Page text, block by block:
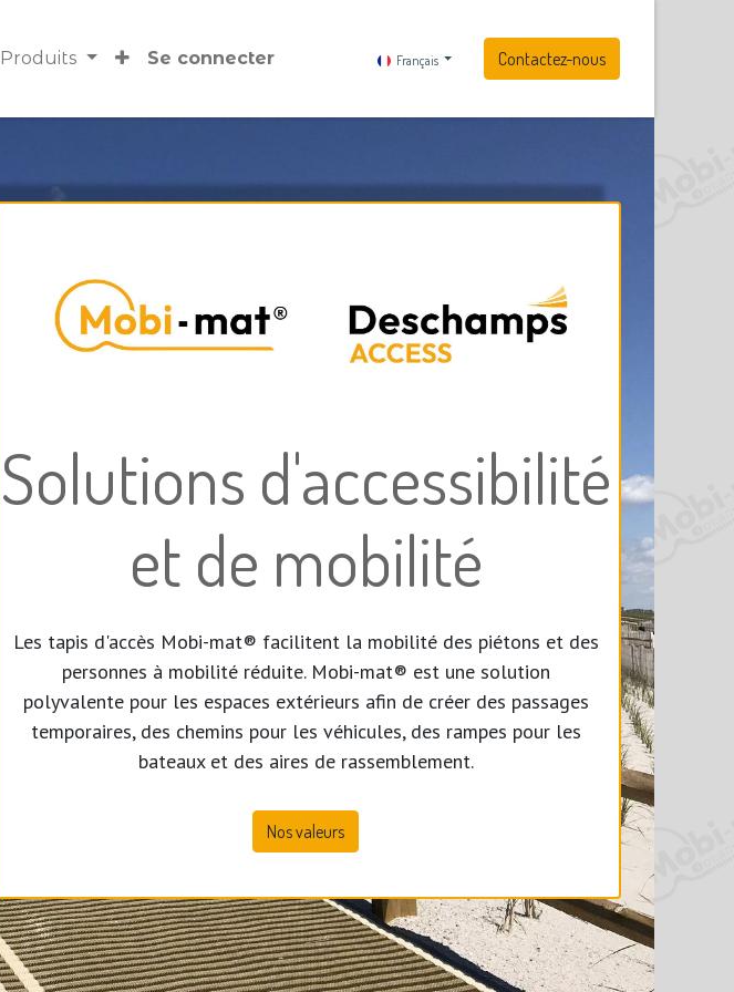
Produits Se connecter Français Contactez-nous
Solutions d'accessibilité
et de mobilité
Les tapis d'accès Mobi-mat® facilitent la mobilité des piétons et des
personnes à mobilité réduite. Mobi-mat® est une solution
polyvalente pour les espaces extérieurs afin de créer des passages
temporaires, des chemins pour les véhicules, des rampes pour les
bateaux et des aires de rassemblement.
Nos valeurs